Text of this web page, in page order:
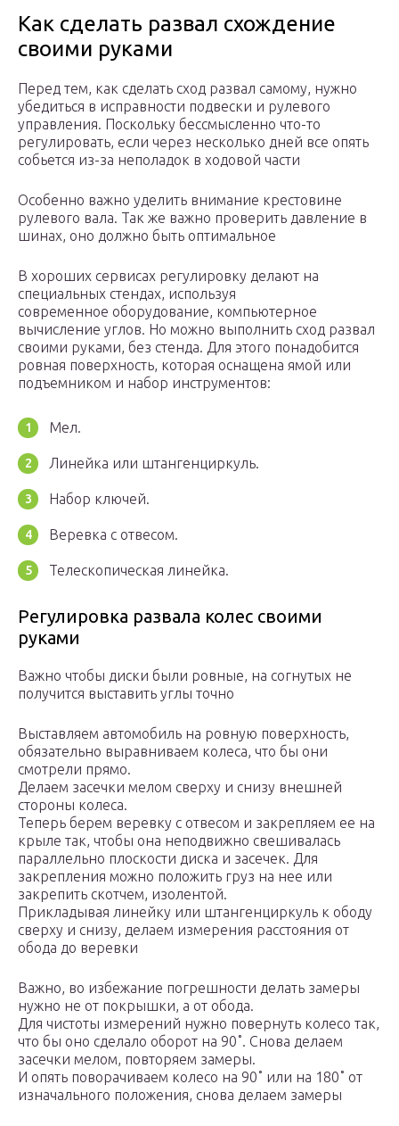
Как сделать развал схождение
своими руками
Перед тем, как сделать сход развал самому, нужно
убедиться в исправности подвески и рулевого
управления. Поскольку бессмысленно что-то
регулировать, если через несколько дней все опять
собьется из-за неполадок в ходовой части
Особенно важно уделить внимание крестовине
рулевого вала. Так же важно проверить давление в
шинах, оно должно быть оптимальное
В хороших сервисах регулировку делают на
специальных стендах, используя
современное оборудование, компьютерное
вычисление углов. Но можно выполнить сход развал
своими руками, без стенда. Для этого понадобится
ровная поверхность, которая оснащена ямой или
подъемником и набор инструментов:
Мел.
Линейка или штангенциркуль.
Набор ключей.
Веревка с отвесом.
Телескопическая линейка.
Регулировка развала колес своими
руками
Важно чтобы диски были ровные, на согнутых не
получится выставить углы точно
Выставляем автомобиль на ровную поверхность,
обязательно выравниваем колеса, что бы они
смотрели прямо.
Делаем засечки мелом сверху и снизу внешней
стороны колеса.
Теперь берем веревку с отвесом и закрепляем ее на
крыле так, чтобы она неподвижно свешивалась
параллельно плоскости диска и засечек. Для
закрепления можно положить груз на нее или
закрепить скотчем, изолентой.
Прикладывая линейку или штангенциркуль к ободу
сверху и снизу, делаем измерения расстояния от
обода до веревки
Важно, во избежание погрешности делать замеры
нужно не от покрышки, а от обода.
Для чистоты измерений нужно повернуть колесо так,
что бы оно сделало оборот на 90˚. Снова делаем
засечки мелом, повторяем замеры.
И опять поворачиваем колесо на 90˚ или на 180˚ от
изначального положения, снова делаем замеры